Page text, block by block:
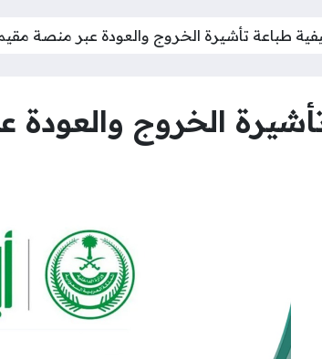
طباعة تأشيرة الخروج والعودة عبر منصة مقيم
الخروج والعودة